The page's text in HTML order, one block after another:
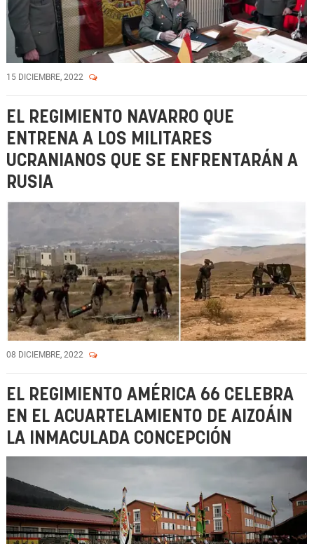
15 DICIEMBRE, 2022
EL REGIMIENTO NAVARRO QUE
ENTRENA A LOS MILITARES
UCRANIANOS QUE SE ENFRENTARÁN A
RUSIA
08 DICIEMBRE, 2022
EL REGIMIENTO AMÉRICA 66 CELEBRA
EN EL ACUARTELAMIENTO DE AIZOÁIN
LA INMACULADA CONCEPCIÓN